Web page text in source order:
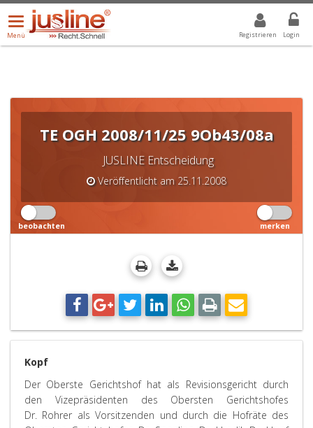
Registrieren Login
Menü
öffnen/schließen
Menü
ALLE DROPDOWN: GEWÄHLTER WERT IST ALLE
TE OGH 2008/11/25 9Ob43/08a
JUSLINE Entscheidung
Veröffentlicht am 25.11.2008
beobachten merken
Kopf
Der Oberste Gerichtshof hat als Revisionsgericht durch
den Vizepräsidenten des Obersten Gerichtshofes
Dr. Rohrer als Vorsitzenden und durch die Hofräte des